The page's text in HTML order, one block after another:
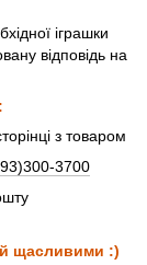
іграшки
відповідь на
з товаром
3700
щасливими :)